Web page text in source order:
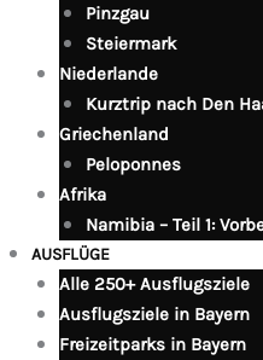
Pinzgau
Steiermark
Niederlande
Kurztrip nach Den
Griechenland
Peloponnes
Afrika
Namibia – Teil 1:
AUSFLÜGE
Alle 250+ Ausflugsziele
Ausflugsziele in Bayern
Freizeitparks in Bayern